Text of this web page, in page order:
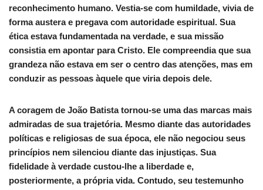
reconhecimento humano. Vestia-se com humildade, vivia de
forma austera e pregava com autoridade espiritual. Sua
ética estava fundamentada na verdade, e sua missão
consistia em apontar para Cristo. Ele compreendia que sua
grandeza não estava em ser o centro das atenções, mas em
conduzir as pessoas àquele que viria depois dele.
A coragem de João Batista tornou-se uma das marcas mais
admiradas de sua trajetória. Mesmo diante das autoridades
políticas e religiosas de sua época, ele não negociou seus
princípios nem silenciou diante das injustiças. Sua
fidelidade à verdade custou-lhe a liberdade e,
posteriormente, a própria vida. Contudo, seu testemunho